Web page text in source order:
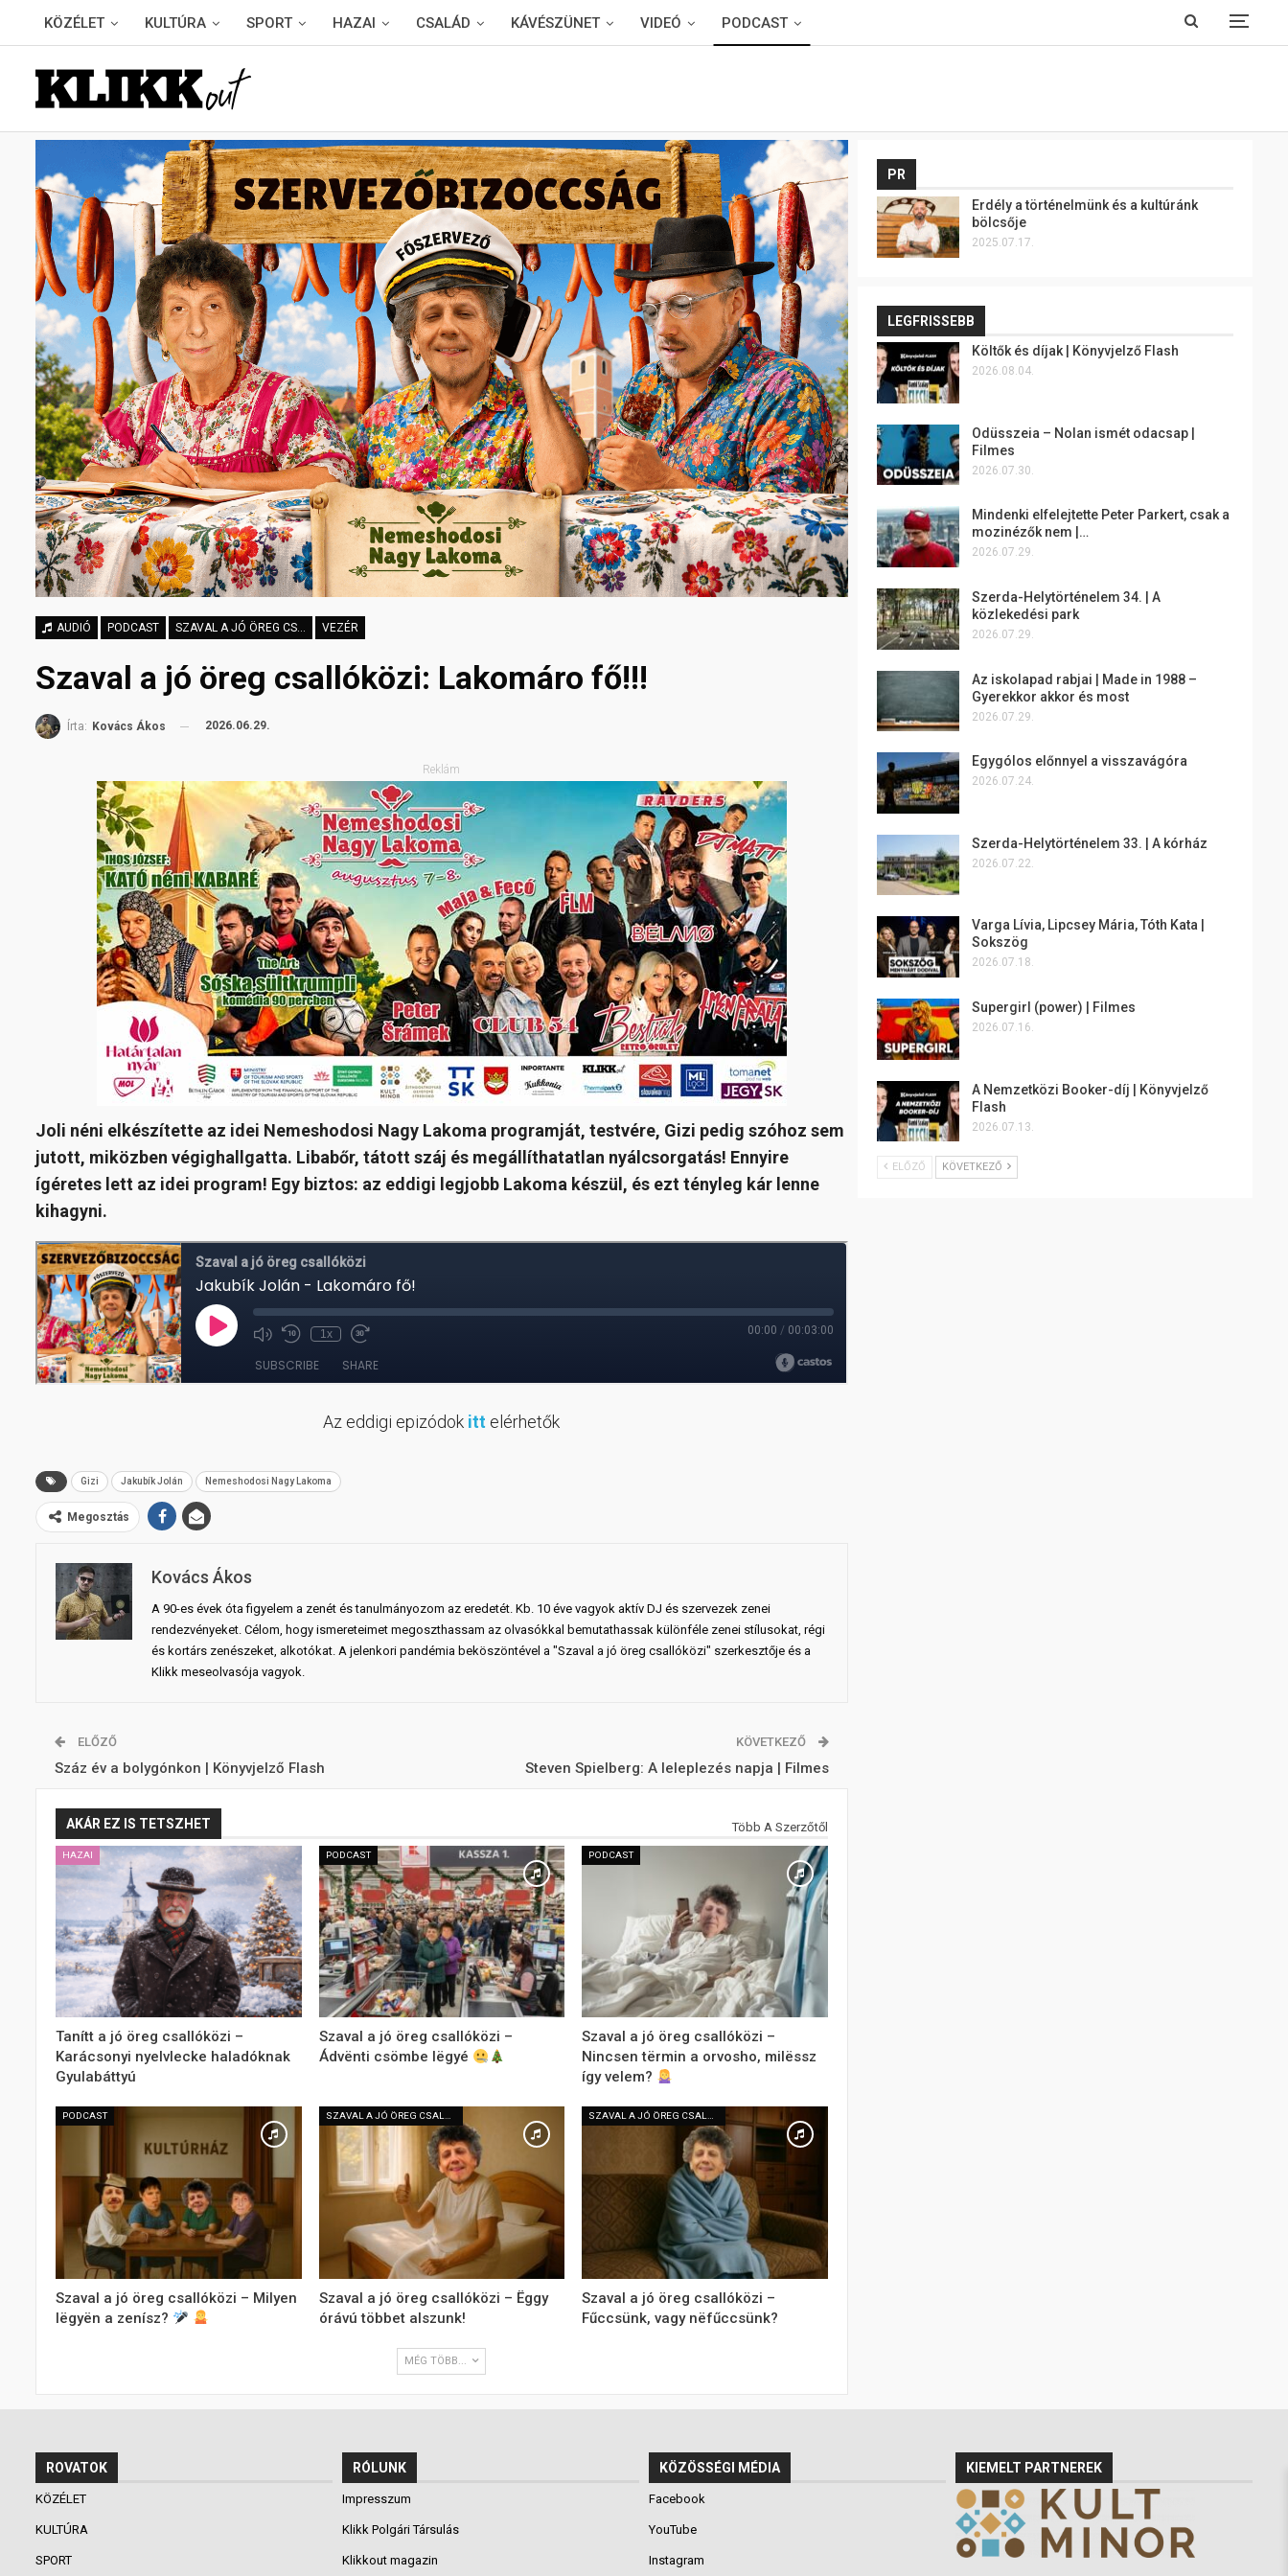
KÖZÉLET KULTÚRA SPORT HAZAI CSALÁD KÁVÉSZÜNET VIDEÓ PODCAST
AUDIÓ PODCAST SZAVAL A JÓ ÖREG CSALLÓKÖZI VEZÉR
Szaval a jó öreg csallóközi: Lakomáro fő!!!
Írta: Kovács Ákos 2026.06.29.
Reklám
Joli néni elkészítette az idei Nemeshodosi Nagy Lakoma programját, testvére, Gizi pedig szóhoz sem
jutott, miközben végighallgatta. Libabőr, tátott száj és megállíthatatlan nyálcsorgatás! Ennyire
ígéretes lett az idei program! Egy biztos: az eddigi legjobb Lakoma készül, és ezt tényleg kár lenne
kihagyni.
Az eddigi epizódok itt elérhetők
Gizi Jakubík Jolán Nemeshodosi Nagy Lakoma
Megosztás
Kovács Ákos
A 90-es évek óta figyelem a zenét és tanulmányozom az eredetét. Kb. 10 éve vagyok aktív DJ és szervezek zenei
rendezvényeket. Célom, hogy ismereteimet megoszthassam az olvasókkal bemutathassak különféle zenei stílusokat, régi
és kortárs zenészeket, alkotókat. A jelenkori pandémia beköszöntével a "Szaval a jó öreg csallóközi" szerkesztője és a
Klikk meseolvasója vagyok.
ELŐZŐ
Száz év a bolygónkon | Könyvjelző Flash
KÖVETKEZŐ
Steven Spielberg: A leleplezés napja | Filmes
AKÁR EZ IS TETSZHET Több A Szerzőtől
HAZAI
Tanítt a jó öreg csallóközi –
Karácsonyi nyelvlecke haladóknak
Gyulabáttyú
PODCAST
Szaval a jó öreg csallóközi –
Ádvënti csömbe lëgyé
PODCAST
Szaval a jó öreg csallóközi –
Nincsen tërmin a orvosho, milëssz
így velem?
PODCAST
Szaval a jó öreg csallóközi – Milyen
lëgyën a zenísz?
SZAVAL A JÓ ÖREG CSALLÓKÖZI
Szaval a jó öreg csallóközi – Ëggy
órávú többet alszunk!
SZAVAL A JÓ ÖREG CSALLÓKÖZI
Szaval a jó öreg csallóközi –
Fűccsünk, vagy nëfűccsünk?
MÉG TÖBB...
PR
Erdély a történelmünk és a kultúránk
bölcsője
2025.07.17.
LEGFRISSEBB
Költők és díjak | Könyvjelző Flash
2026.08.04.
Odüsszeia – Nolan ismét odacsap |
Filmes
2026.07.30.
Mindenki elfelejtette Peter Parkert, csak a
mozinézők nem |…
2026.07.29.
Szerda-Helytörténelem 34. | A
közlekedési park
2026.07.29.
Az iskolapad rabjai | Made in 1988 –
Gyerekkor akkor és most
2026.07.29.
Egygólos előnnyel a visszavágóra
2026.07.24.
Szerda-Helytörténelem 33. | A kórház
2026.07.22.
Varga Lívia, Lipcsey Mária, Tóth Kata |
Sokszög
2026.07.18.
Supergirl (power) | Filmes
2026.07.16.
A Nemzetközi Booker-díj | Könyvjelző
Flash
2026.07.13.
ELŐZŐ KÖVETKEZŐ
ROVATOK
KÖZÉLET
KULTÚRA
SPORT
RÓLUNK
Impresszum
Klikk Polgári Társulás
Klikkout magazin
KÖZÖSSÉGI MÉDIA
Facebook
YouTube
Instagram
KIEMELT PARTNEREK